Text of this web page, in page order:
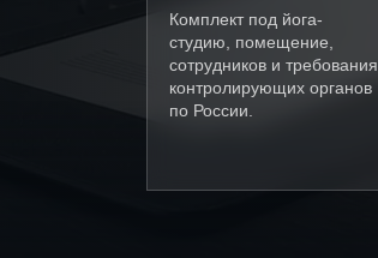
Комплект под йога-
студию, помещение,
сотрудников и требования
контролирующих органов
по России.